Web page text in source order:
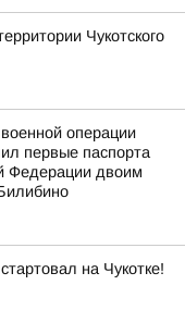
Чукотского
операции
первые паспорта
Федерации двоим
на Чукотке!